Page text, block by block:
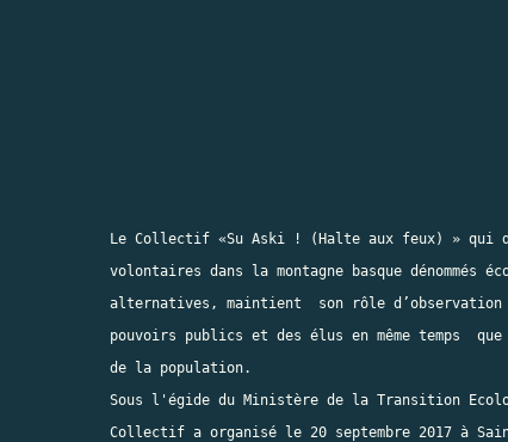
Le Collectif «Su Aski ! (Halte aux feux) » qui
volontaires dans la montagne basque dénommés
alternatives, maintient  son rôle d’observation
pouvoirs publics et des élus en même temps
de la population.
Sous l'égide du Ministère de la Transition
Collectif a organisé le 20 septembre 2017 à